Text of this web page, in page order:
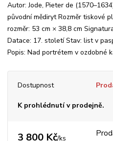
Autor: Jode, Pieter de
původní mědiryt Rozměr tiskové
rozměr: 53 cm × 38,8 cm
Datace: 17. století Stav: list v
Popis: Nad portrétem v ozdobné
Dostupnost
K prohlédnutí v prodejně.
3 800 Kč/ks